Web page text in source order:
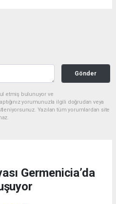
Gönder
etmiş bulunuyor ve
yorumunuzla ilgili doğrudan veya
Yazılan tüm yorumlardan site
Germenicia’da